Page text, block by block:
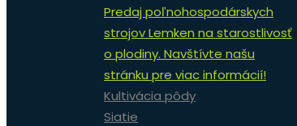
Predaj poľnohospodárskych
strojov Lemken na starostlivosť
o plodiny. Navštívte našu
stránku pre viac informácií!
Kultivácia pôdy
Siatie